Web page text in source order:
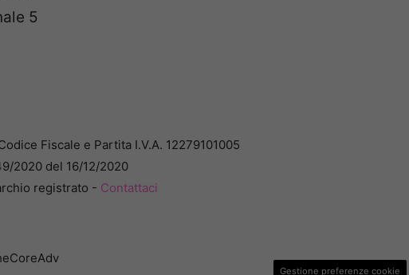
5
Fiscale e Partita I.V.A. 12279101005
2020 del 16/12/2020
registrato - Contattaci
Gestione preferenze cookie